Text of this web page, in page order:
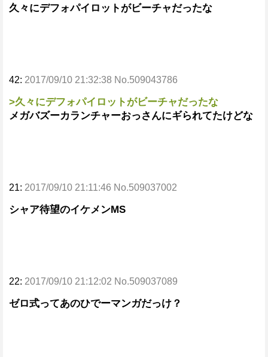
久々にデフォパイロットがビーチャだったな
42: 2017/09/10 21:32:38 No.509043786
>久々にデフォパイロットがビーチャだったな
メガバズーカランチャーおっさんにギられてたけどな
21: 2017/09/10 21:11:46 No.509037002
シャア待望のイケメンMS
22: 2017/09/10 21:12:02 No.509037089
ゼロ式ってあのひでーマンガだっけ？